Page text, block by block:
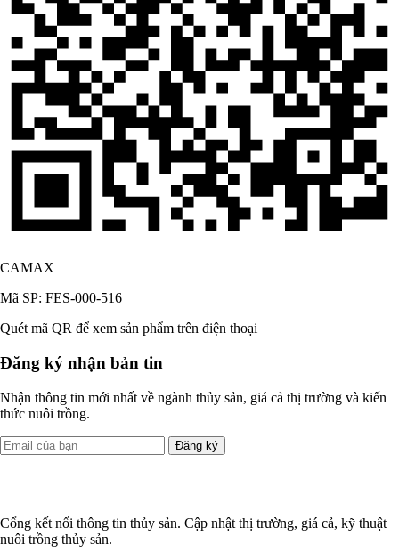
CAMAX
Mã SP: FES-000-516
Quét mã QR để xem sản phẩm trên điện thoại
Đăng ký nhận bản tin
Nhận thông tin mới nhất về ngành thủy sản, giá cả thị trường và kiến
thức nuôi trồng.
Đăng ký
Cổng kết nối thông tin thủy sản. Cập nhật thị trường, giá cả, kỹ thuật
nuôi trồng thủy sản.